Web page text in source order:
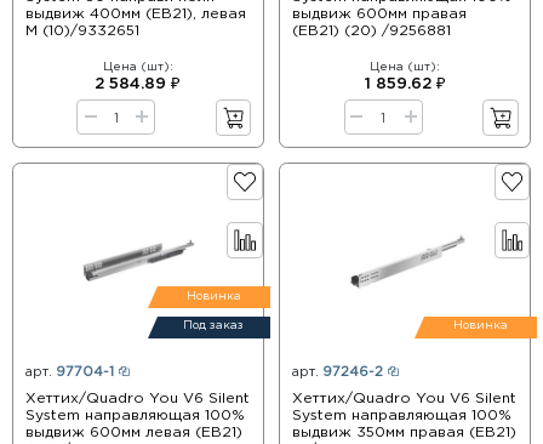
выдвиж 400мм (EB21), левая
M (10)/9332651
Цена (шт):
2 584.89 ₽
выдвиж 600мм правая
(ЕВ21) (20) /9256881
Цена (шт):
1 859.62 ₽
Новинка
Под заказ
арт. 97704-1
Хеттих/Quadro You V6 Silent
System направляющая 100%
выдвиж 600мм левая (ЕВ21)
Новинка
арт. 97246-2
Хеттих/Quadro You V6 Silent
System направляющая 100%
выдвиж 350мм правая (ЕВ21)